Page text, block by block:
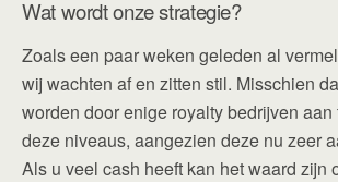
Wat wordt onze strategie?
Zoals een paar weken geleden al
wij wachten af en zitten stil. Misschien
worden door enige royalty bedrijven
deze niveaus, aangezien deze nu zeer
Als u veel cash heeft kan het waard zijn